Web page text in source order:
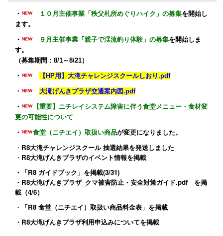
・ １０月主催事業「秩父札所めぐりハイク」の募集を開始し
ます。
・ ９月主催事業「親子で渓流釣り体験」の募集を開始しま
す。
（募集期間：8/1～8/21）
・ 【HP用】大滝チャレンジスクールしおり.pdf
・ 大滝げんきプラザ交通案内図.pdf
・
【重要】ニチレイシステム障害に伴う食堂メニュー・食材変
更の可能性について
・ 食堂（ニチエイ）取扱い商品が変更になりました。
・ R8大滝チャレンジスクール 抽選結果を発送しました
・ R8大滝げんきプラザのイベント情報を掲載
・ 「R8 ガイドブック」 を掲載(3/31)
・ R8大滝げんきプラザ_クマ被害防止・安全対策ガイド.pdfを掲
載（4/6）
・
「R8 食堂（ニチエイ）取扱い商品料金表 」 を掲載
・ R8大滝げんきプラザ利用申込みについてを掲載